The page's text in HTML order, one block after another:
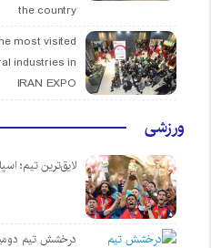
the country
most visited
industries in
IRAN EXPO
ورزشی
لایق‌ترین تیم؛
درخشش تیم